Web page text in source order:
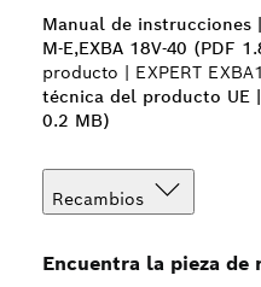
Manual de instrucciones
M-E,EXBA 18V-40 (PDF
producto | EXPERT
técnica del producto UE |
0.2 MB)
Recambios
Encuentra la pieza de